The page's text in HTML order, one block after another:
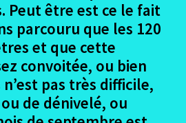
le
menu
logements
Peut être est ce le fait
parcouru que les 120
et que cette
convoitée, ou bien
pas très difficile,
de dénivelé, ou